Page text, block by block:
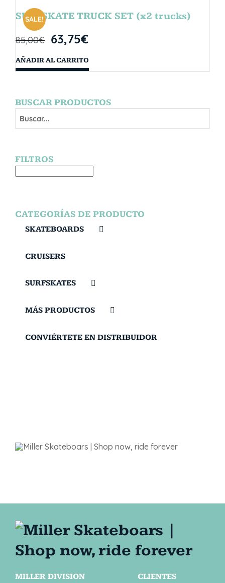
SALE!
SURFSKATE TRUCK SET (x2 trucks)
85,00€ 63,75€
AÑADIR AL CARRITO
BUSCAR PRODUCTOS
FILTROS
CATEGORÍAS DE PRODUCTO
SKATEBOARDS
CRUISERS
SURFSKATES
MÁS PRODUCTOS
CONVIÉRTETE EN DISTRIBUIDOR
MILLER DIVISION
CLIENTES